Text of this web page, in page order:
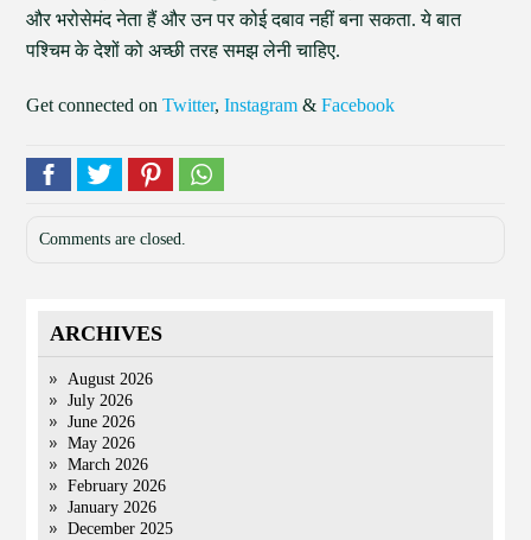
और भरोसेमंद नेता हैं और उन पर कोई दबाव नहीं बना सकता. ये बात
पश्चिम के देशों को अच्छी तरह समझ लेनी चाहिए.
Get connected onTwitter,Instagram &Facebook
Comments are closed.
ARCHIVES
August 2026
July 2026
June 2026
May 2026
March 2026
February 2026
January 2026
December 2025